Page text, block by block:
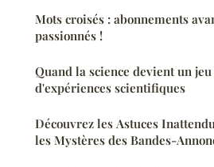
Mots croisés : abonnements
passionnés !
Quand la science devient un
d'expériences scientifiques
Découvrez les Astuces
les Mystères des Bandes-